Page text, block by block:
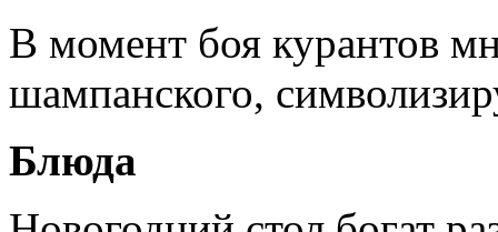
В момент боя курантов
шампанского,
Блюда